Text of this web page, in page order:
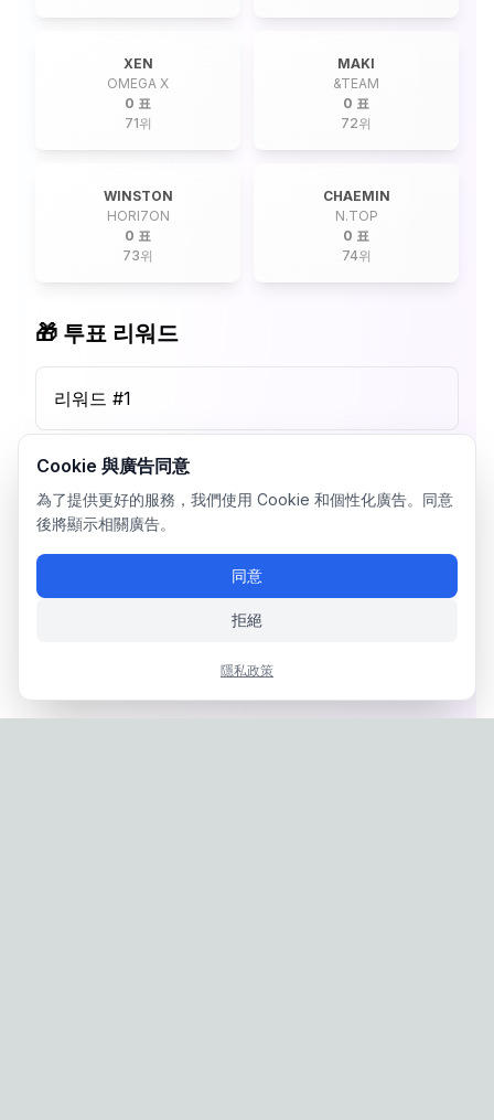
XEN
OMEGA X
0 표
71위
MAKI
&TEAM
0 표
72위
WINSTON
HORI7ON
0 표
73위
CHAEMIN
N.TOP
0 표
74위
🎁 투표 리워드
리워드 #1
Cookie 與廣告同意
為了提供更好的服務，我們使用 Cookie 和個性化廣告。同意
後將顯示相關廣告。
同意
拒絕
隱私政策